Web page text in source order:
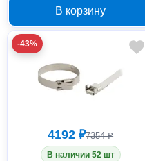
duplex 0,5 м 244103
В корзину
-43%
4192 ₽7354 ₽
В наличии 52 шт